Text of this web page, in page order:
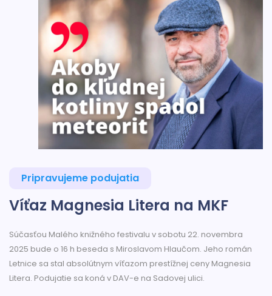
Pripravujeme podujatia
Víťaz Magnesia Litera na MKF
Súčasťou Malého knižného festivalu v sobotu 22. novembra
2025 bude o 16 h beseda s Miroslavom Hlaučom. Jeho román
Letnice sa stal absolútnym víťazom prestížnej ceny Magnesia
Litera. Podujatie sa koná v DAV-e na Sadovej ulici.